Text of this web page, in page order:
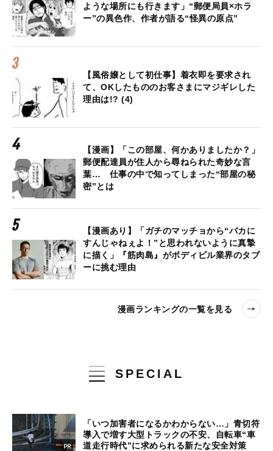
ような場所にも行きます」“郵便局員×ホラ
ー”の異色作、作者が語る“怪異の原点”
【風俗嬢として初仕事】着衣即を要求され
て、OKしたもののお客さまにマジギレした
理由は!? (4)
【漫画】「この部屋、何かありましたか？」
郵便配達員が住人から尋ねられた奇妙な言
葉… 仕事の中で知ってしまった“部屋の秘
密”とは
【漫画あり】「ガチのマッチョから“バカに
すんじゃねぇよ！”と思われないように真摯
に描く」『筋肉島』がボディビル業界のタブ
ーに挑む理由
漫画ランキングの一覧を見る
SPECIAL
「いつ加害者になるかわからない…」青切符
導入で増す大型トラックの不安、自転車“車
道走行時代”に求められる新たな安全対策